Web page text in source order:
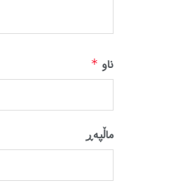
ناو *
ماڵپه‌ڕ